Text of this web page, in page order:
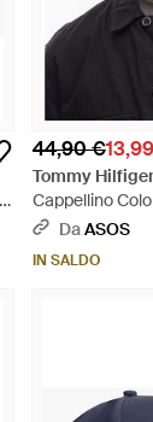
44,90 €
Tommy Hilfiger
Cappellino
Arco Ricamato
DaASOS
IN SALDO